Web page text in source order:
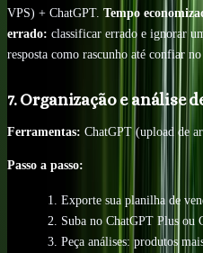
VPS) + ChatGPT. Tempo
errado: classificar errado e ignorar
resposta como rascunho até confiar
7. Organização e análise
Ferramentas: ChatGPT (upload de
Passo a passo:
Exporte sua planilha de
Suba no ChatGPT Plus ou
Peça análises: produtos